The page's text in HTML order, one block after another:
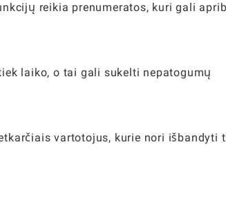
reikia prenumeratos, kuri gali
laiko, o tai gali sukelti nepatogumų
vartotojus, kurie nori išbandyti